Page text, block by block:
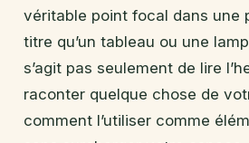
véritable point focal dans une
titre qu’un tableau ou une
s’agit pas seulement de lire
raconter quelque chose de
comment l’utiliser comme